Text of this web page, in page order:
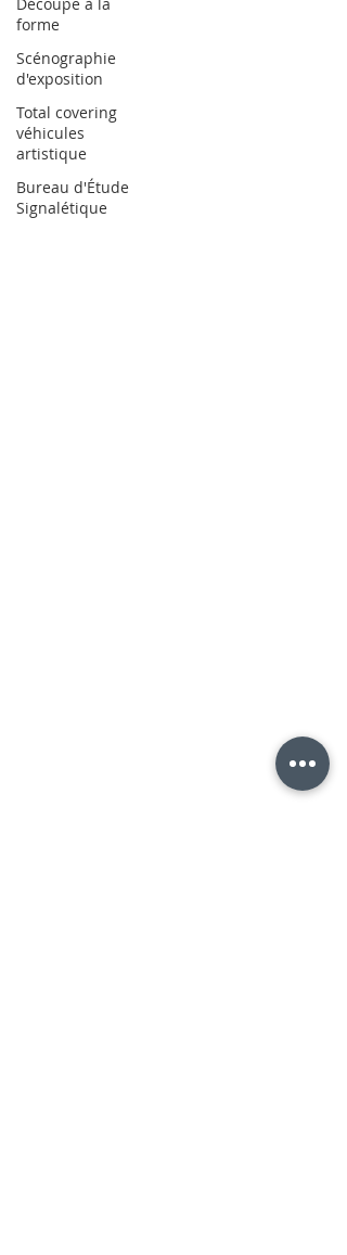
forme
Scénographie
d'exposition
Total covering
véhicules
artistique
Bureau d'Étude
Signalétique